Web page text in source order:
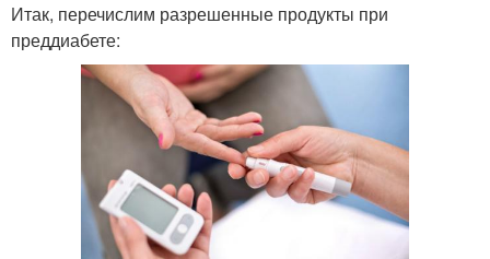
Итак, перечислим разрешенные продукты при
преддиабете: